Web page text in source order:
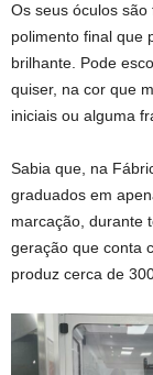
Os seus óculos
polimento final que
brilhante. Pode
quiser, na cor que
iniciais ou alguma
Sabia que, na
graduados em
marcação, durante
geração que conta
produz cerca de